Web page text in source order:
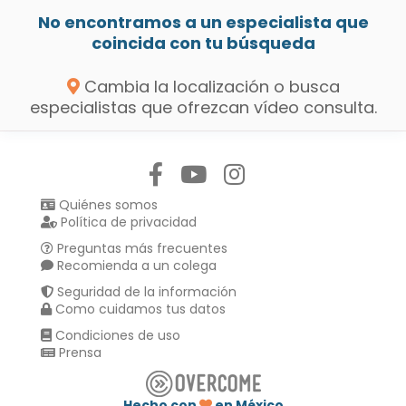
No encontramos a un especialista que
coincida con tu búsqueda
Cambia la localización o busca
especialistas que ofrezcan vídeo consulta.
Quiénes somos
Política de privacidad
Preguntas más frecuentes
Recomienda a un colega
Seguridad de la información
Como cuidamos tus datos
Condiciones de uso
Prensa